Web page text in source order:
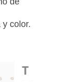
y color.
T